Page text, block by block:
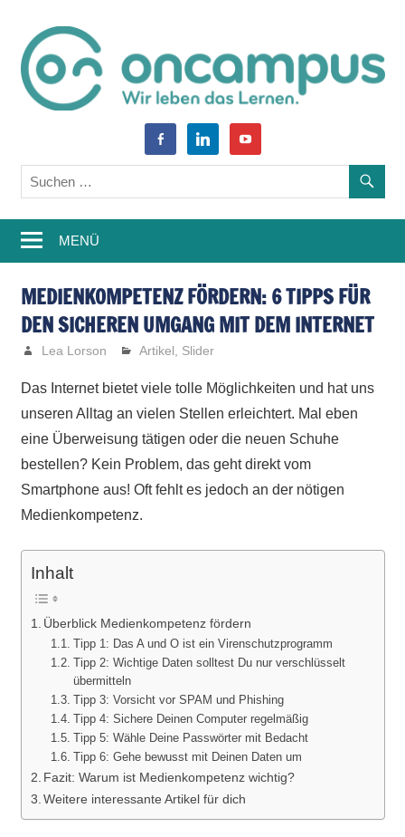
springen
oncampus-
Blog
–
Weiterbildung,
Studium,
Wissen
Learning
facebook-
alt
linkedin youtube
MENÜ
MEDIENKOMPETENZ FÖRDERN: 6 TIPPS FÜR
DEN SICHEREN UMGANG MIT DEM INTERNET
Lea Lorson Artikel Slider
Das Internet bietet viele tolle Möglichkeiten und hat uns
unseren Alltag an vielen Stellen erleichtert. Mal eben
eine Überweisung tätigen oder die neuen Schuhe
bestellen? Kein Problem, das geht direkt vom
Smartphone aus! Oft fehlt es jedoch an der nötigen
Medienkompetenz.
Inhalt
Überblick Medienkompetenz fördern
Tipp 1: Das A und O ist ein Virenschutzprogramm
Tipp 2: Wichtige Daten solltest Du nur verschlüsselt
übermitteln
Tipp 3: Vorsicht vor SPAM und Phishing
Tipp 4: Sichere Deinen Computer regelmäßig
Tipp 5: Wähle Deine Passwörter mit Bedacht
Tipp 6: Gehe bewusst mit Deinen Daten um
Fazit: Warum ist Medienkompetenz wichtig?
Weitere interessante Artikel für dich